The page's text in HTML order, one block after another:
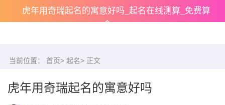
虎年用奇瑞起名的寓意好吗_起名在线测算_免费算
命
当前位置： 首页> 起名> 正文
虎年用奇瑞起名的寓意好吗